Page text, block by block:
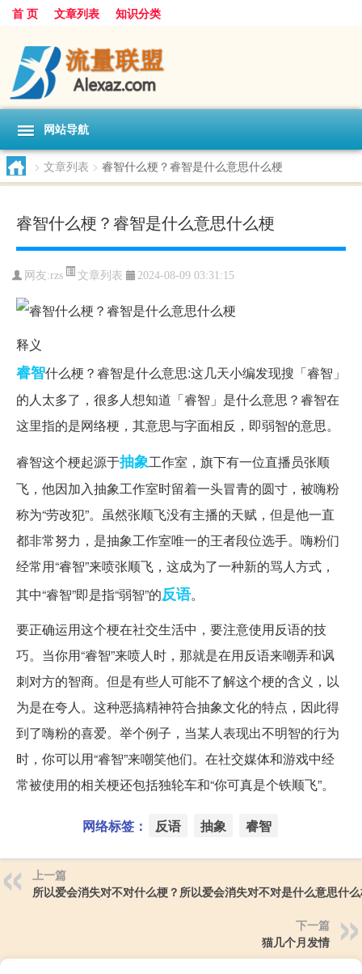
首 页 文章列表 知识分类
网站导航
> 文章列表 > 睿智什么梗？睿智是什么意思什么梗
睿智什么梗？睿智是什么意思什么梗
网友:rzs 文章列表 2024-08-09 03:31:15
释义
睿智什么梗？睿智是什么意思:这几天小编发现搜「睿智」
的人太多了，很多人想知道「睿智」是什么意思？睿智在
这里指的是网络梗，其意思与字面相反，即弱智的意思。
睿智这个梗起源于抽象工作室，旗下有一位直播员张顺
飞，他因加入抽象工作室时留着一头冒青的圆寸，被嗨粉
称为“劳改犯”。虽然张顺飞没有主播的天赋，但是他一直
都非常努力，是抽象工作室唯一的王者段位选手。嗨粉们
经常用“睿智”来喷张顺飞，这成为了一种新的骂人方式，
其中“睿智”即是指“弱智”的反语。
要正确运用这个梗在社交生活中，要注意使用反语的技
巧。当你用“睿智”来喷人时，那就是在用反语来嘲弄和讽
刺对方的智商。但是有些人可能不了解这个梗的含义，以
为是在夸人。这种恶搞精神符合抽象文化的特点，因此得
到了嗨粉的喜爱。举个例子，当某人表现出不明智的行为
时，你可以用“睿智”来嘲笑他们。在社交媒体和游戏中经
常被使用的相关梗还包括独轮车和“你可真是个铁顺飞”。
网络标签： 反语 抽象 睿智
上一篇
所以爱会消失对不对什么梗？所以爱会消失对不对是什么意思什
下一篇
猫几个月发情